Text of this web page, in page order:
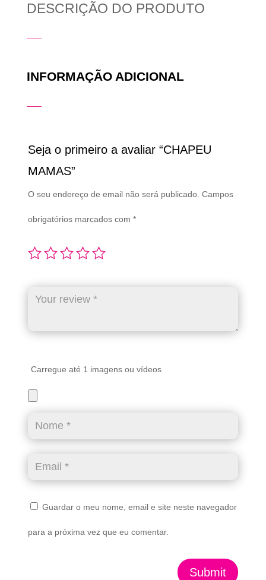
DESCRIÇÃO DO PRODUTO
INFORMAÇÃO ADICIONAL
Seja o primeiro a avaliar “CHAPEU
MAMAS”
O seu endereço de email não será publicado. Campos
obrigatórios marcados com *
Carregue até 1 imagens ou vídeos
Guardar o meu nome, email e site neste navegador
para a próxima vez que eu comentar.
Submit